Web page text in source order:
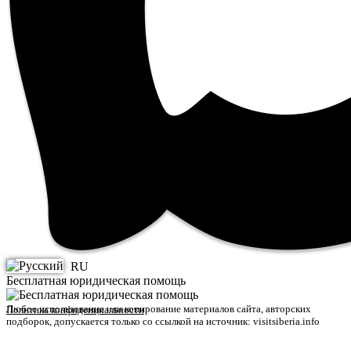
RU
Бесплатная юридическая помощь
Политика конфиденциальности
Любое использование или копирование материалов сайта, авторских
подборок, допускается только со ссылкой на источник: visitsiberia.info